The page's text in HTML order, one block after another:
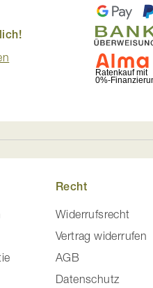
Recht
Widerrufsrecht
Vertrag widerrufen
AGB
Datenschutz